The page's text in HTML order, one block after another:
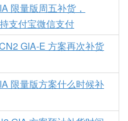
限量版周五补货，
支付宝微信支付
GIA-E 方案再次补货
限量版方案什么时候补